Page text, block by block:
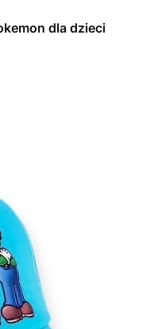
dla dzieci